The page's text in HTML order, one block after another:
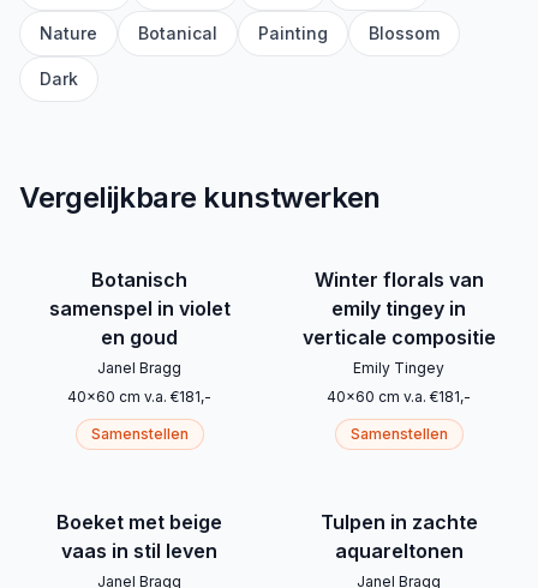
Nature Botanical Painting Blossom
Dark
Vergelijkbare kunstwerken
Botanisch
samenspel in violet
en goud
Janel Bragg
40x60 cm v.a. €181,-
Samenstellen
Winter florals van
emily tingey in
verticale compositie
Emily Tingey
40x60 cm v.a. €181,-
Samenstellen
Boeket met beige
vaas in stil leven
Janel Bragg
Tulpen in zachte
aquareltonen
Janel Bragg